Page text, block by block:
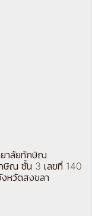
ยาลัยทักษิณ
ษิณ ชั้น 3 เลขที่ 140
หวัดสงขลา